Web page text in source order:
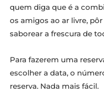
quem diga que é a
os amigos ao ar livre,
saborear a frescura de
Para fazerem uma
escolher a data, o
reserva. Nada mais fácil.